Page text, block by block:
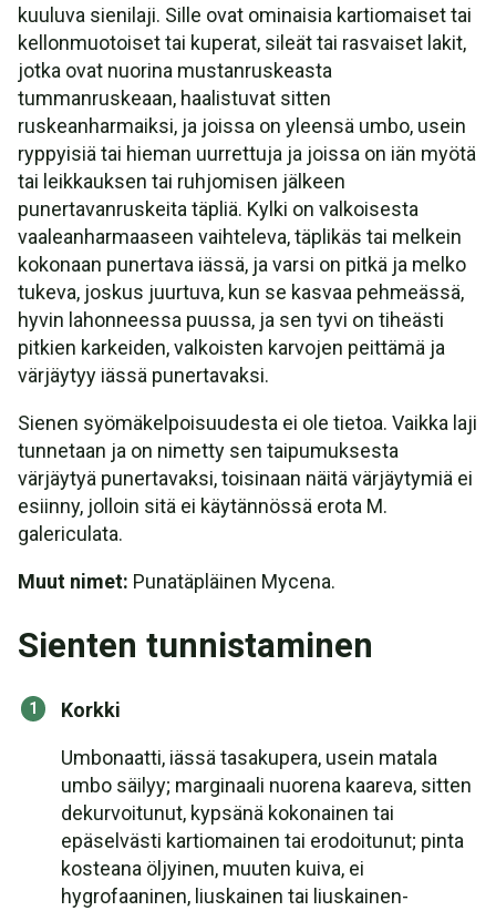
kuuluva sienilaji. Sille ovat ominaisia kartiomaiset tai
kellonmuotoiset tai kuperat, sileät tai rasvaiset lakit,
jotka ovat nuorina mustanruskeasta
tummanruskeaan, haalistuvat sitten
ruskeanharmaiksi, ja joissa on yleensä umbo, usein
ryppyisiä tai hieman uurrettuja ja joissa on iän myötä
tai leikkauksen tai ruhjomisen jälkeen
punertavanruskeita täpliä. Kylki on valkoisesta
vaaleanharmaaseen vaihteleva, täplikäs tai melkein
kokonaan punertava iässä, ja varsi on pitkä ja melko
tukeva, joskus juurtuva, kun se kasvaa pehmeässä,
hyvin lahonneessa puussa, ja sen tyvi on tiheästi
pitkien karkeiden, valkoisten karvojen peittämä ja
värjäytyy iässä punertavaksi.
Sienen syömäkelpoisuudesta ei ole tietoa. Vaikka laji
tunnetaan ja on nimetty sen taipumuksesta
värjäytyä punertavaksi, toisinaan näitä värjäytymiä ei
esiinny, jolloin sitä ei käytännössä erota M.
galericulata.
Muut nimet: Punatäpläinen Mycena.
Sienten tunnistaminen
Korkki
Umbonaatti, iässä tasakupera, usein matala
umbo säilyy; marginaali nuorena kaareva, sitten
dekurvoitunut, kypsänä kokonainen tai
epäselvästi kartiomainen tai erodoitunut; pinta
kosteana öljyinen, muuten kuiva, ei
hygrofaaninen, liuskainen tai liuskainen-